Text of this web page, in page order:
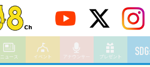
ニュース イベント アナウンサー プレゼント